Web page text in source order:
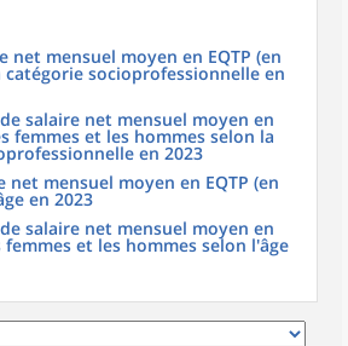
net mensuel moyen en EQTP (en
catégorie socioprofessionnelle en
de salaire net mensuel moyen en
femmes et les hommes selon la
en 2023
net mensuel moyen en EQTP (en
en 2023
de salaire net mensuel moyen en
femmes et les hommes selon l'âge